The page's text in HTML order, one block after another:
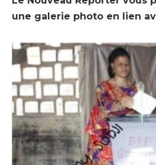
une galerie photo en lien